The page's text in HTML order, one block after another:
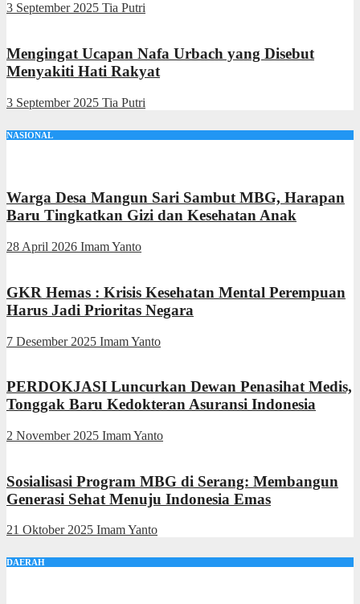
3 September 2025 Tia Putri
Mengingat Ucapan Nafa Urbach yang Disebut
Menyakiti Hati Rakyat
3 September 2025 Tia Putri
NASIONAL
Warga Desa Mangun Sari Sambut MBG, Harapan
Baru Tingkatkan Gizi dan Kesehatan Anak
28 April 2026 Imam Yanto
GKR Hemas : Krisis Kesehatan Mental Perempuan
Harus Jadi Prioritas Negara
7 Desember 2025 Imam Yanto
PERDOKJASI Luncurkan Dewan Penasihat Medis,
Tonggak Baru Kedokteran Asuransi Indonesia
2 November 2025 Imam Yanto
Sosialisasi Program MBG di Serang: Membangun
Generasi Sehat Menuju Indonesia Emas
21 Oktober 2025 Imam Yanto
DAERAH